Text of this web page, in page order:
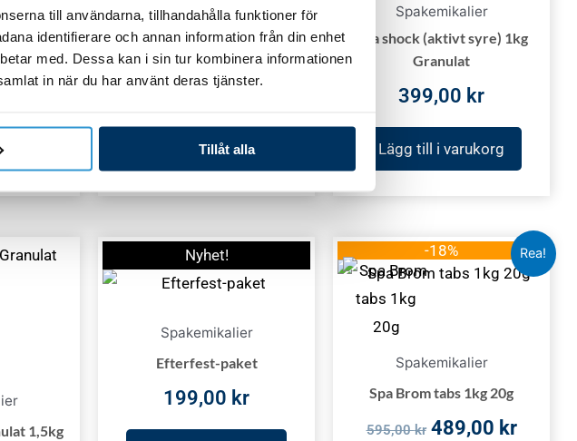
till användarna, tillhandahålla funktioner för
identifierare och annan information från din enhet
med. Dessa kan i sin tur kombinera informationen
in när du har använt deras tjänster.
Tillåt alla
1L
235,00kr 189,00kr
Lägg till i varukorg
Spakemikalier
Spa shock (aktivt syre) 1kg
Granulat
399,00 kr
Lägg till i varukorg
1,5kg
Nyhet!
Spakemikalier
Efterfest-paket
199,00 kr
Rea!
-18%
Spakemikalier
Spa Brom tabs 1kg 20g
595,00kr
Det
ursprungliga
489,00 kr
Det